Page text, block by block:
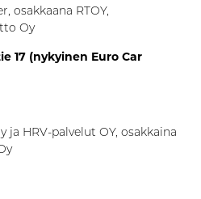
osakkaana RTOY,
Oy
17 (nykyinen Euro Car
ja HRV-palvelut OY, osakkaina